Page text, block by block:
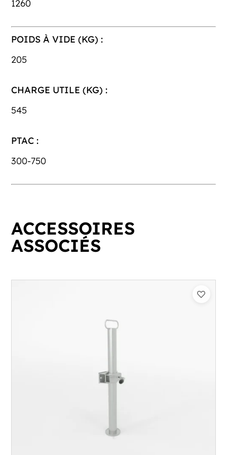
1260
POIDS À VIDE (KG) :
205
CHARGE UTILE (KG) :
545
PTAC :
300-750
ACCESSOIRES
ASSOCIÉS